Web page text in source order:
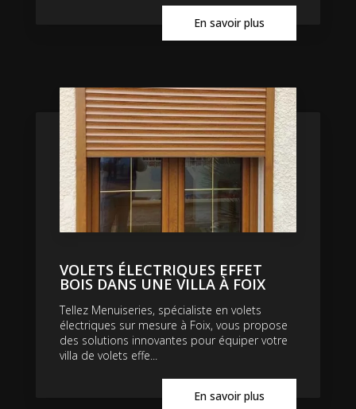
En savoir plus
VOLETS ÉLECTRIQUES EFFET
BOIS DANS UNE VILLA À FOIX
Tellez Menuiseries, spécialiste en volets
électriques sur mesure à Foix, vous propose
des solutions innovantes pour équiper votre
villa de volets effe...
En savoir plus